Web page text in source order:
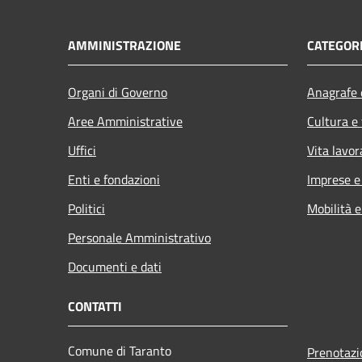
AMMINISTRAZIONE
Organi di Governo
Aree Amministrative
Uffici
Enti e fondazioni
Politici
Personale Amministrativo
Documenti e dati
Cultura
Vita
Imprese
Mobilità
CONTATTI
Comune di Taranto